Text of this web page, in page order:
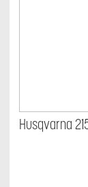
Husqvarna